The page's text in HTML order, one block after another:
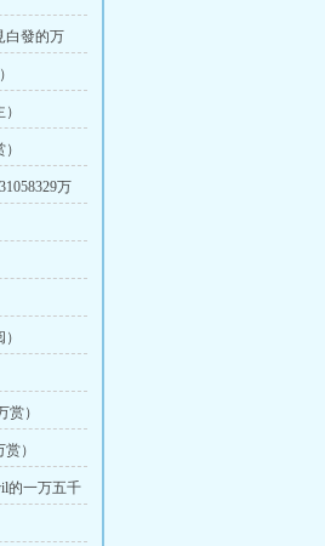
白發的万
万
）
）
的一万五千